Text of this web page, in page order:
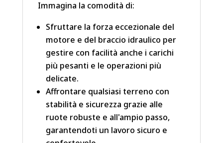
Immagina la comodità di:
Sfruttare la forza eccezionale del
motore e del braccio idraulico per
gestire con facilità anche i carichi
più pesanti e le operazioni più
delicate.
Affrontare qualsiasi terreno con
stabilità e sicurezza grazie alle
ruote robuste e all'ampio passo,
garantendoti un lavoro sicuro e